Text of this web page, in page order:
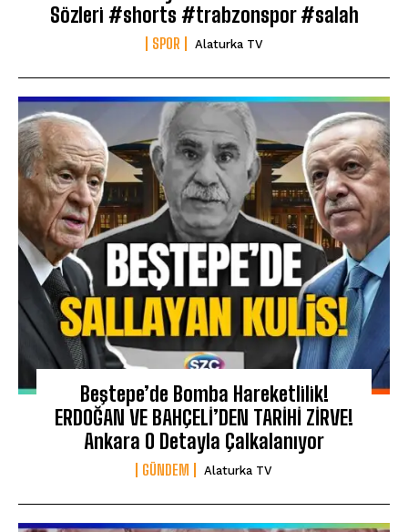
Sözleri #shorts #trabzonspor #salah
SPOR Alaturka TV
Beştepe’de Bomba Hareketlilik!
ERDOĞAN VE BAHÇELİ’DEN TARİHİ ZİRVE!
Ankara O Detayla Çalkalanıyor
GÜNDEM Alaturka TV